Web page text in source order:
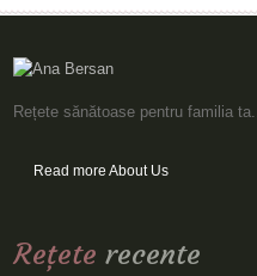
Rețete sănătoase pentru familia
Read more About Us
Reţete recente